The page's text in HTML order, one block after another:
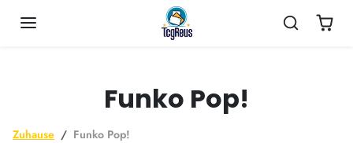
Funko Pop!
Zuhause Funko Pop!